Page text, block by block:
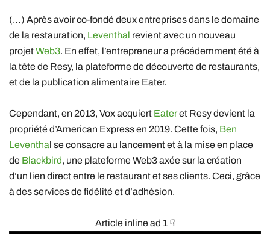
(…) Après avoir co-fondé deux entreprises dans le domaine
de la restauration, Leventhal revient avec un nouveau
projetWeb3. En effet, l’entrepreneur a précédemment été à
la tête de Resy, la plateforme de découverte de restaurants,
et de la publication alimentaire Eater.
Cependant, en 2013, Vox acquiert Eateret Resy devient la
propriété d’American Express en 2019. Cette fois, Ben
Leventhal se consacre au lancement et à la mise en place
de Blackbird, une plateforme Web3 axée sur la création
d’un lien direct entre le restaurant et ses clients. Ceci, grâce
à des services de fidélité et d’adhésion.
Article inline ad 1 ☟